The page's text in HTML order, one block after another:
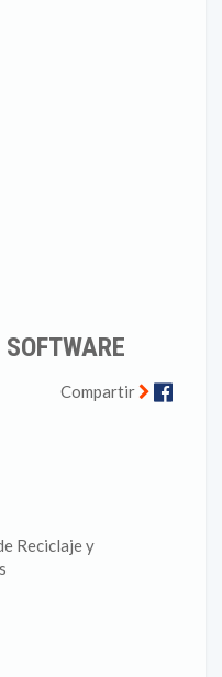
Compartir
Reciclaje y